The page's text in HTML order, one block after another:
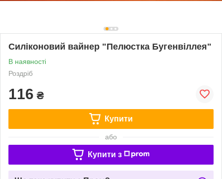
Силіконовий вайнер "Пелюстка Бугенвіллея"
В наявності
Роздріб
116 ₴
Купити
або
Купити з